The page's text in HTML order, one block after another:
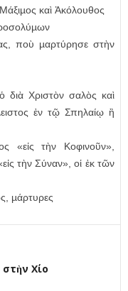
καὶ Ἀκόλουθος
ποὺ µαρτύρησε στὴν
διὰ Χριστὸν σαλὸς καὶ
ἐν τῷ Σπηλαίῳ ἢ
«εἰς τὴν Κοφινοῦν»,
τὴν Σύναν», οἱ ἐκ τῶν
µάρτυρες
Χίο